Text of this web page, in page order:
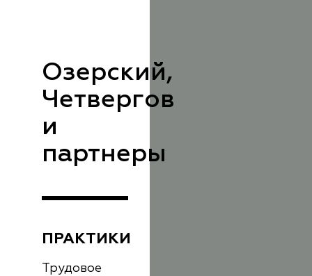
Озерский,
Четвергов
и
партнеры
ПРАКТИКИ
Трудовое